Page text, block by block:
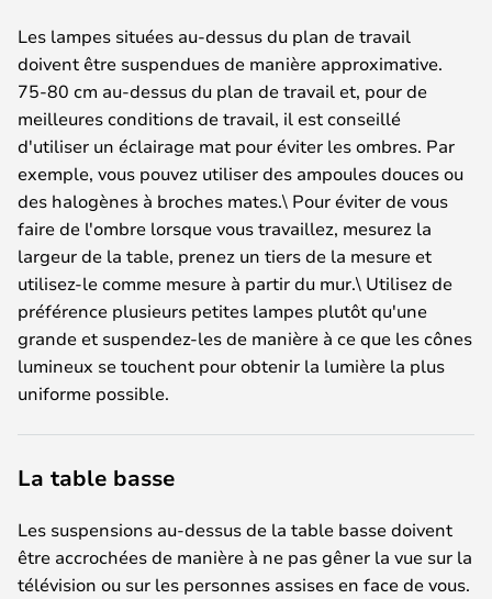
Les lampes situées au-dessus du plan de travail
doivent être suspendues de manière approximative.
75-80 cm au-dessus du plan de travail et, pour de
meilleures conditions de travail, il est conseillé
d'utiliser un éclairage mat pour éviter les ombres. Par
exemple, vous pouvez utiliser des ampoules douces ou
des halogènes à broches mates.\ Pour éviter de vous
faire de l'ombre lorsque vous travaillez, mesurez la
largeur de la table, prenez un tiers de la mesure et
utilisez-le comme mesure à partir du mur.\ Utilisez de
préférence plusieurs petites lampes plutôt qu'une
grande et suspendez-les de manière à ce que les cônes
lumineux se touchent pour obtenir la lumière la plus
uniforme possible.
La table basse
Les suspensions au-dessus de la table basse doivent
être accrochées de manière à ne pas gêner la vue sur la
télévision ou sur les personnes assises en face de vous.